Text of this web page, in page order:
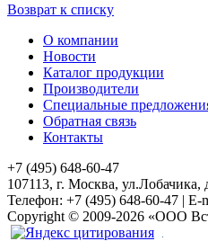
Возврат к списку
О компании
Новости
Каталог продукции
Производители
Специальные
Обратная связь
Контакты
+7 (495) 648-60-47
107113, г. Москва, ул.Лобачика,
Телефон: +7 (495) 648-60-47 | E-
Copyright © 2009-2026 «ООО